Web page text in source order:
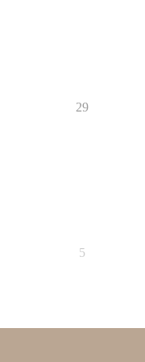
29
5